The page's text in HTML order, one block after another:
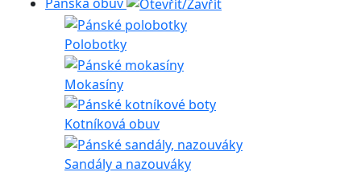
Polobotky
Mokasíny
Kotníková obuv
Sandály a nazouváky